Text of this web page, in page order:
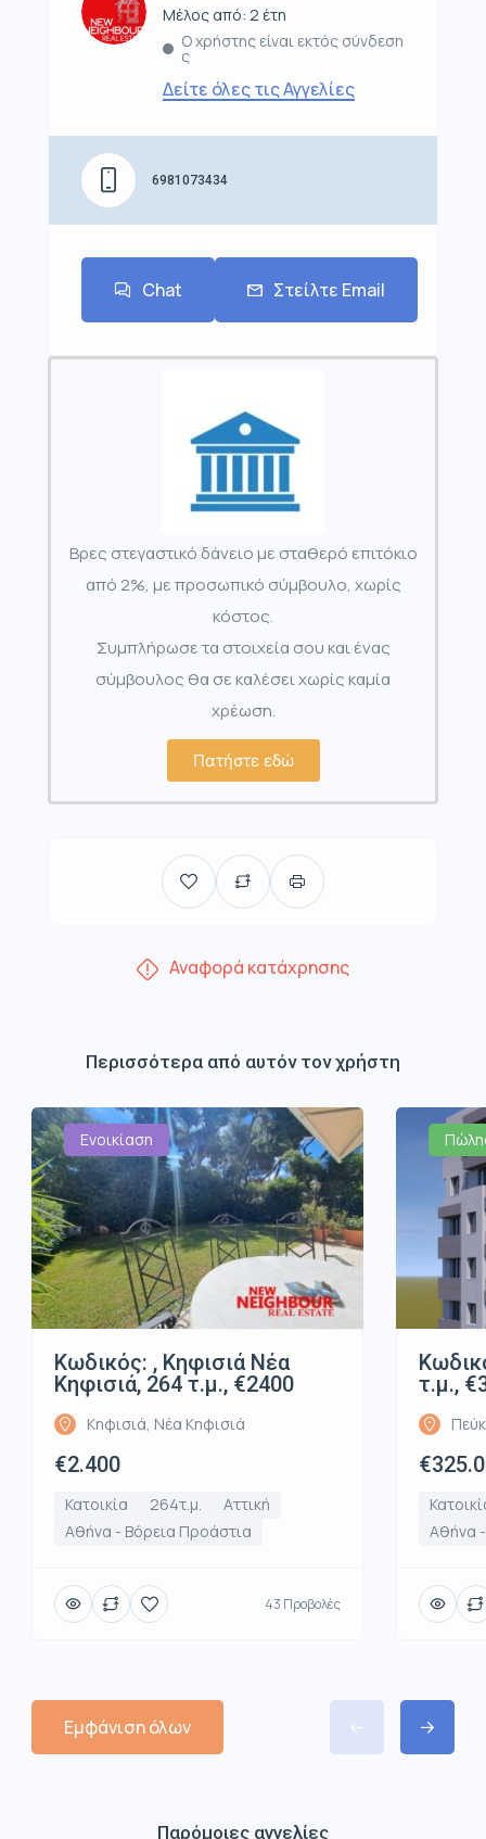
Μέλος από: 2 έτη
Ο χρήστης είναι εκτός σύνδεση
ς
Δείτε όλες τις Αγγελίες
6981073434
Chat Στείλτε Email
Βρες στεγαστικό δάνειο με σταθερό επιτόκιο
από 2%, με προσωπικό σύμβουλο, χωρίς
κόστος.
Συμπλήρωσε τα στοιχεία σου και ένας
σύμβουλος θα σε καλέσει χωρίς καμία
χρέωση.
Πατήστε εδώ
Αναφορά κατάχρησης
Περισσότερα από αυτόν τον χρήστη
Ενοικίαση
Κωδικός: , Κηφισιά Νέα
Κηφισιά, 264 τ.μ., €2400
Κηφισιά, Νέα Κηφισιά
€2.400
Κατοικία 264τ.μ.
Αττική
Αθήνα - Βόρεια Προάστια
43 Προβολές
τ.μ.,
Αθήνα
Εμφάνιση όλων
Παρόμοιες αγγελίες